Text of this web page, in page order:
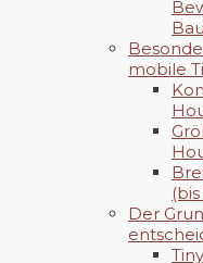
mobile
Der